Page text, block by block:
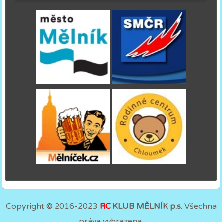
Copyright © 2016-2023 RC KLUB MĚLNÍK p.s.Všechna